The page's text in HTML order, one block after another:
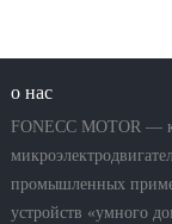
о нас
FONECC MOTOR —
промышленных
устройств «умного